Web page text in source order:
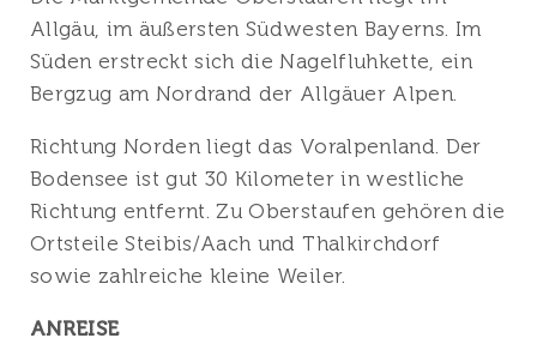
Allgäu, im äußersten Südwesten Bayerns. Im
Süden erstreckt sich die Nagelfluhkette, ein
Bergzug am Nordrand der Allgäuer Alpen.
Richtung Norden liegt das Voralpenland. Der
Bodensee ist gut 30 Kilometer in westliche
Richtung entfernt. Zu Oberstaufen gehören die
Ortsteile Steibis/Aach und Thalkirchdorf
sowie zahlreiche kleine Weiler.
ANREISE